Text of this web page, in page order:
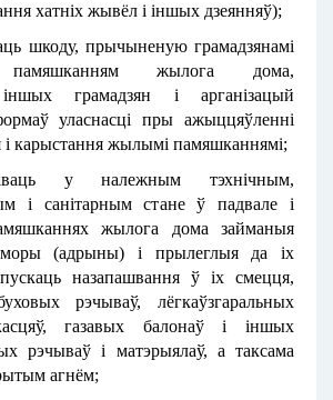
хатніх жывёл і іншых дзеянняў);
шкоду, прычыненую грамадзянамі
памяшканням жылога дома,
грамадзян і арганізацый
уласнасці пры ажыццяўленні
і карыстання жылымі памяшканнямі;
у належным тэхнічным,
і санітарным стане ў падвале і
жылога дома займаныя
(адрыны) і прылеглыя да іх
назапашвання ў іх смецця,
рэчываў, лёгкаўзгаральных
газавых балонаў і іншых
рэчываў і матэрыялаў, а таксама
агнём;